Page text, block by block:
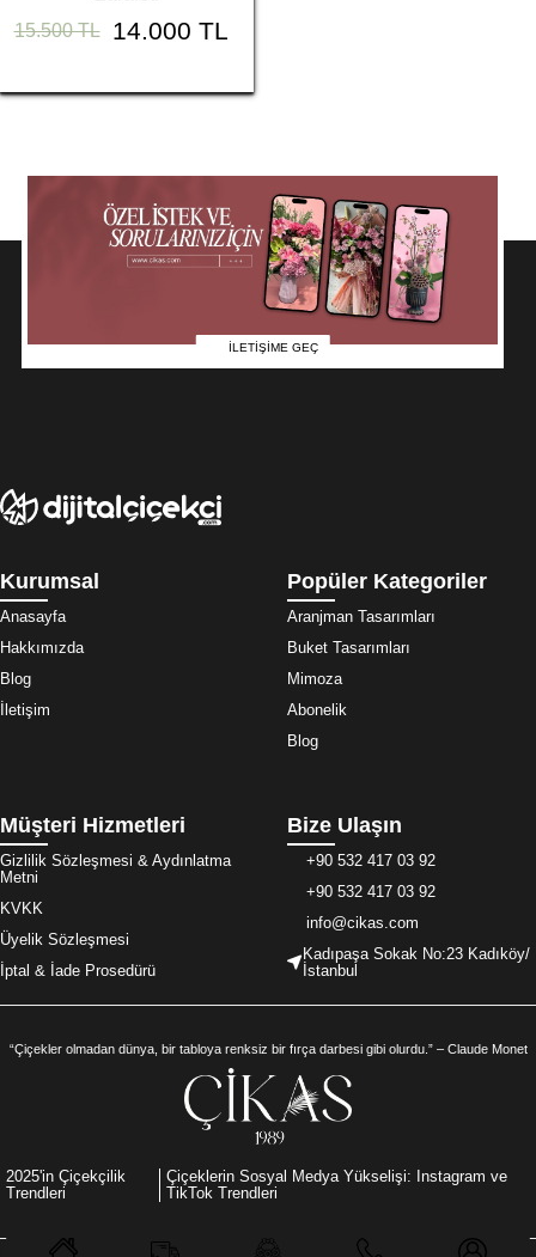
15.500 TL
14.000 TL
İLETİŞİME GEÇ
Kurumsal
Anasayfa
Hakkımızda
Blog
İletişim
Popüler Kategoriler
Aranjman Tasarımları
Buket Tasarımları
Mimoza
Abonelik
Blog
Müşteri Hizmetleri
Gizlilik Sözleşmesi & Aydınlatma
Metni
KVKK
Üyelik Sözleşmesi
İptal & İade Prosedürü
Bize Ulaşın
+90 532 417 03 92
+90 532 417 03 92
info@cikas.com
Kadıpaşa Sokak No:23 Kadıköy/
İstanbul
“Çiçekler olmadan dünya, bir tabloya renksiz bir fırça darbesi gibi olurdu.” – Claude Monet
2025'in Çiçekçilik
Trendleri
Çiçeklerin Sosyal Medya Yükselişi: Instagram ve
TikTok Trendleri